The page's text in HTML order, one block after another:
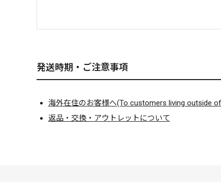
発送時期・ご注意事項
海外在住のお客様へ(To customers living outside
返品・交換・アウトレットについて